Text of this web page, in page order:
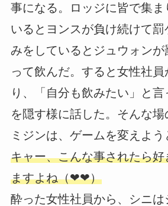
事になる。ロッジに皆で集ま
いるとヨンスが負け続けて罰
みをしているとジュウォン
って飲んだ。すると女性社員
り、「自分も飲みたい」と
を隠す様に話した。そんな
ミジンは、ゲームを変えよう
キャー、こんな事されたら
ますよね（❤❤）
酔った女性社員から、シニは